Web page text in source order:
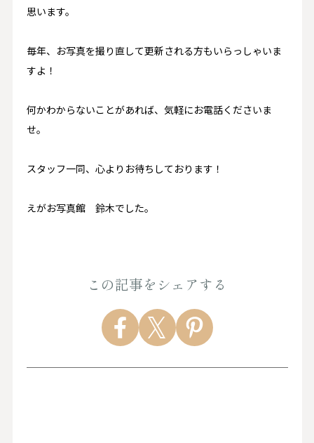
思います。
毎年、お写真を撮り直して更新される方もいらっしゃいま
すよ！
何かわからないことがあれば、気軽にお電話くださいま
せ。
スタッフ一同、心よりお待ちしております！
えがお写真館 鈴木でした。
この記事をシェアする